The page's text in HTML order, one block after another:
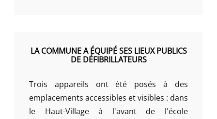
LA COMMUNE A ÉQUIPÉ SES LIEUX PUBLICS
DE DÉFIBRILLATEURS
Trois appareils ont été posés à des
emplacements accessibles et visibles : dans
le Haut-Village à l'avant de l'école